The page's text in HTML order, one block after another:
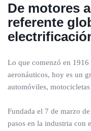
De motores
referente
Lo que comenzó en
aeronáuticos, hoy es un
automóviles,
Fundada el 7 de marzo
pasos en la industria con